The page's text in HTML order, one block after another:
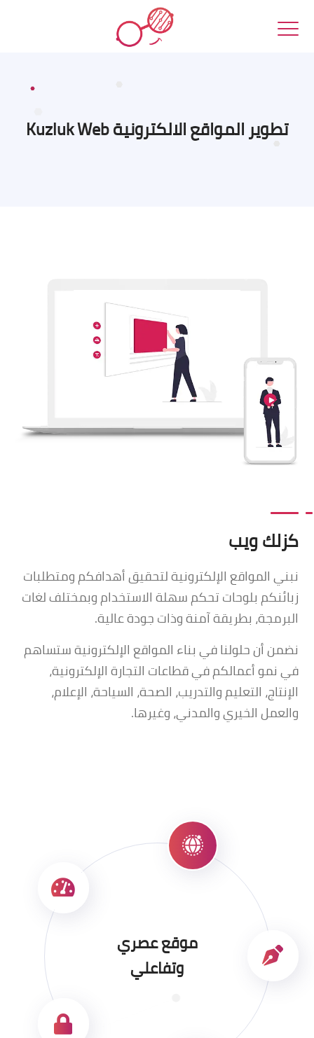
تطوير المواقع الالكترونية Kuzluk Web
كزلك ويب
نبني المواقع الإلكترونية لتحقيق أهدافكم ومتطلبات
زبائنكم بلوحات تحكم سهلة الاستخدام وبمختلف لغات
البرمجة، بطريقة آمنة وذات جودة عالية.
نضمن أن حلولنا في بناء المواقع الإلكترونية ستساهم
في نمو أعمالكم في قطاعات التجارة الإلكترونية،
الإنتاج، التعليم والتدريب، الصحة، السياحة، الإعلام،
والعمل الخيري والمدني، وغيرها.
موقع عصري
وتفاعلي